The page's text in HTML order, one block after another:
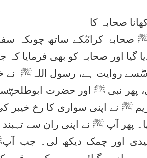
صحابہ کا
کرامؓکے ساتھ چوںکہ
گیا اور صحابہ کو بھی
روایت ہے، رسول اللہﷺ نے
پھر نبی ﷺ اور حضرت
ﷺ نے اپنی سواری کا رخ خیبر
پھر آپ ﷺ نے اپنی ران سے
اور چمک دیکھ لی۔ جب